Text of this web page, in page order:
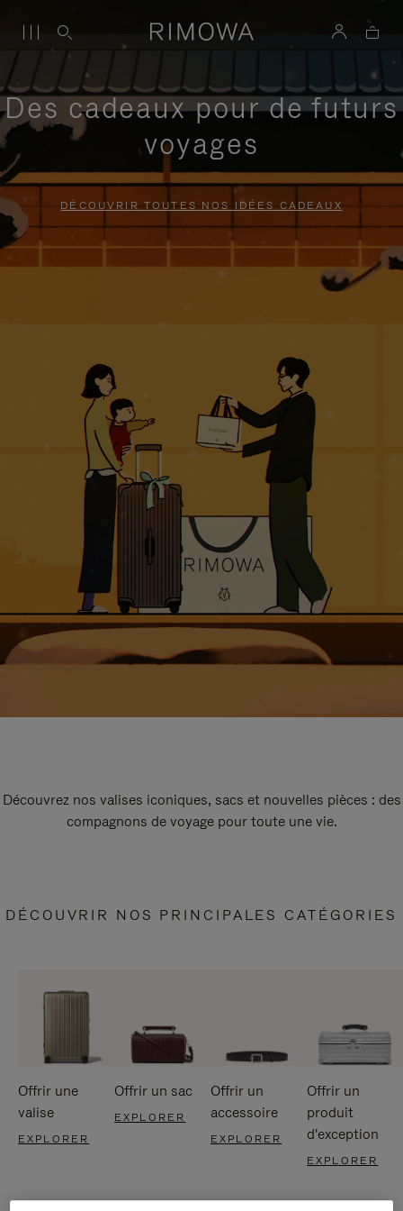
Des cadeaux pour de futurs
voyages
DÉCOUVRIR TOUTES NOS IDÉES CADEAUX
Découvrez nos valises iconiques, sacs et nouvelles pièces : des
compagnons de voyage pour toute une vie.
DÉCOUVRIR NOS PRINCIPALES CATÉGORIES
Offrir une
valise
EXPLORER
Offrir un sac
EXPLORER
Offrir un
accessoire
EXPLORER
Offrir un
produit
d'exception
EXPLORER